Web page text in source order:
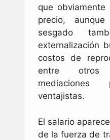
que
precio,
sesgado
externalización
costos de
entre
mediaciones
ventajistas.
El salario
de la fuerza de